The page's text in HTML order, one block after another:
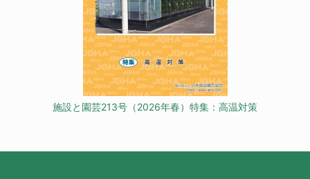
施設と園芸213号（2026年春）特集：高温対策